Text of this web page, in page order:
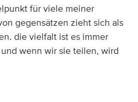
für viele meiner
gegensätzen zieht sich als
die vielfalt ist es immer
wenn wir sie teilen, wird